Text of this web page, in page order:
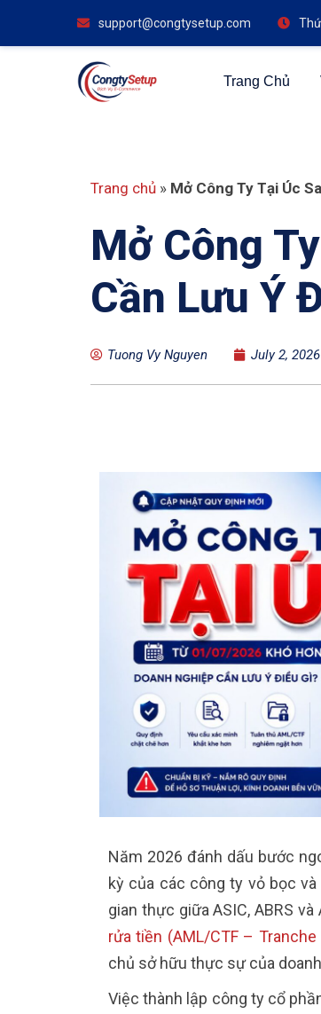
support@congtysetup.com
Trang Chủ
Trang chủ » Mở Công Ty Tại Úc
Mở Công
Cần Lưu Ý
Tuong Vy Nguyen July 2, 2026
Năm 2026 đánh dấu bước
kỳ của các công ty vỏ bọc
gian thực giữa ASIC, ABRS
rửa tiền (AML/CTF – Tranche
chủ sở hữu thực sự của
Việc thành lập công ty cổ